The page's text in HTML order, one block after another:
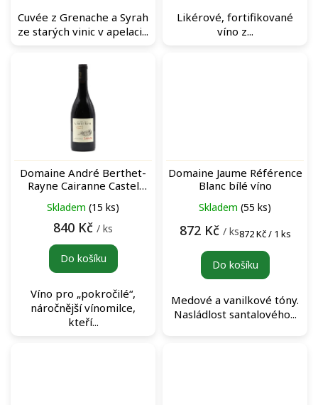
Cuvée z Grenache a Syrah
ze starých vinic v apelaci...
Likérové, fortifikované
víno z...
Domaine André Berthet-
Rayne Cairanne Castel
Skladem (15 ks)
840 Kč / ks
Do košíku
Víno pro „pokročilé“,
náročnější vínomilce,
kteří...
Domaine Jaume Référence
Blanc bílé víno
Skladem (55 ks)
872 Kč / ksMěrná
872 Kč / 1 ks
Do košíku
Medové a vanilkové tóny.
Nasládlost santalového...